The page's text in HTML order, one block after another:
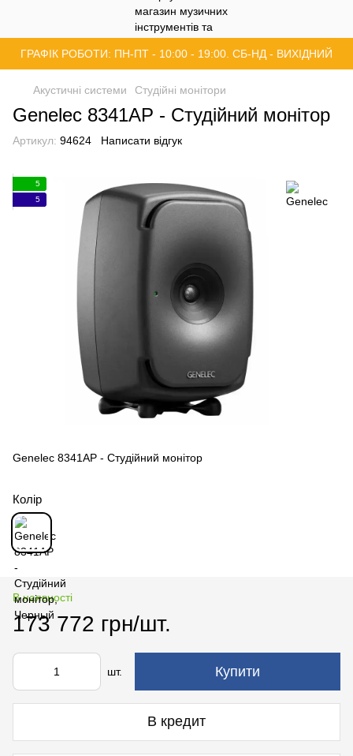
ГРАФІК РОБОТИ: ПН-ПТ - 10:00 - 19:00. СБ-НД - ВИХІДНИЙ
Акустичні системи Студійні монітори
Genelec 8341AP - Студійний монітор
Артикул: 94624 Написати відгук
5
5
Genelec 8341AP - Студійний монітор
Колір
В наявності
173 772 грн/шт.
шт. Купити
В кредит